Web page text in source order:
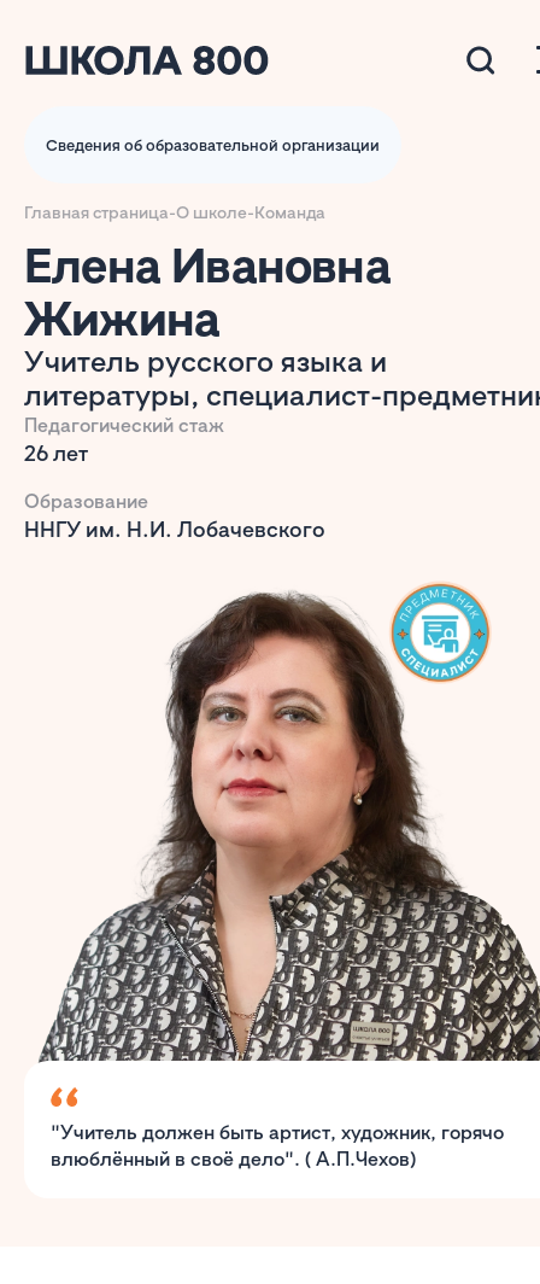
Сведения об образовательной организации
Главная страница-О школе-Команда
Елена Ивановна
Жижина
Учитель русского языка и
литературы, специалист-
Педагогический стаж
26 лет
Образование
ННГУ им. Н.И. Лобачевского
"Учитель должен быть артист, художник, горячо
влюблённый в своё дело". ( А.П.Чехов)